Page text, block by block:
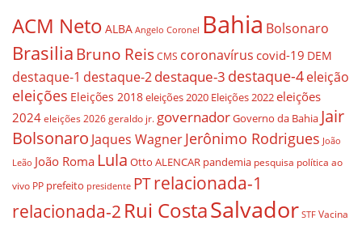
ACM Neto ALBA Angelo Coronel Bahia Bolsonaro
BrasiliaBruno ReisCMS coronavírus covid-19 DEM
destaque-1 destaque-2destaque-3 destaque-4eleição
eleições Eleições 2018eleições 2020 Eleições 2022eleições
2024 eleições 2026 geraldo jr. governadorGoverno da Bahia Jair
Bolsonaro Jaques WagnerJerônimo Rodrigues João
Leão João Roma Lula Otto ALENCAR pandemia pesquisa política ao
vivo PP prefeito presidente PTrelacionada-1
relacionada-2 Rui CostaSalvador STF Vacina